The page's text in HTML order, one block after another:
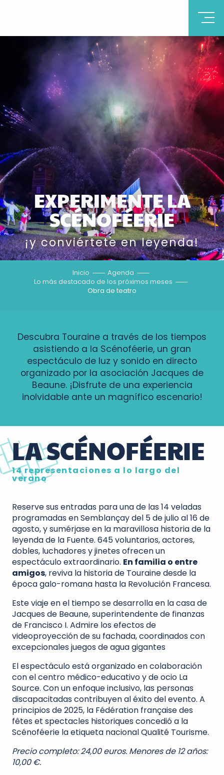
EXPERIMENTE LA
SCÉNOFÉERIE
¡y conviértete en leyenda!
Inicio
Agenda
Lo más destacado de los próximos meses
Obra de teatro
Descubra Touraine a través de los tiempos
asistiendo a la Scénoféerie, un gran
espectáculo de luz y sonido en directo
organizado por la asociación Jacques de
Beaune. ¡Disfrute de una experiencia
inolvidable ante un magnífico escenario!
LA SCÉNOFÉERIE
14 representaciones a lo largo del
verano
Reserve sus entradas para una de las 14 veladas
programadas en Semblançay del 5 de julio al 16 de
agosto, y sumérjase en la maravillosa historia de la
leyenda de la Fuente. 645 voluntarios, actores,
dobles, luchadores y jinetes ofrecen un
espectáculo extraordinario. En familia o entre
amigos, reviva la historia de Touraine desde la
época galo-romana hasta la Revolución Francesa.
Este viaje en el tiempo se desarrolla en la casa de
Jacques de Beaune, superintendente de finanzas
de Francisco I. Admire los efectos de
videoproyección de su fachada, coordinados con
excepcionales juegos de agua gigantes
El espectáculo está organizado en colaboración
con el centro médico-educativo y de ocio La
Source. Con un enfoque inclusivo, las personas
discapacitadas contribuyen al éxito del evento. A
principios de 2025, la Fédération française des
fêtes et spectacles historiques concedió a la
Scénoféerie la etiqueta nacional Qualité Tourisme.
Precio completo: 24,00 euros. Menores de 12 años:
10,00 €.